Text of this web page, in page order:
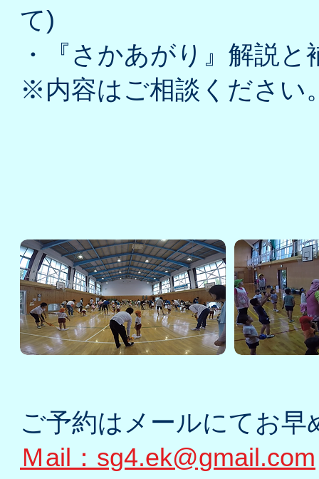
て)
・『さかあがり』解説
​※内容はご相談ください
ご予約は ​メールにてお早
Ｍail： sg4.ek@gmail.com